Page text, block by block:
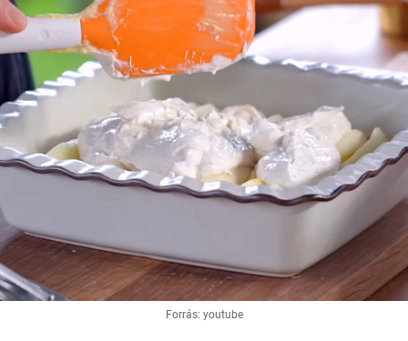
Forrás: youtube